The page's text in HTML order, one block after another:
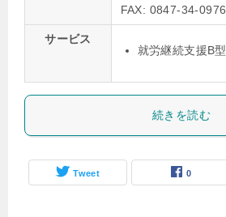
FAX: 0847-34-0976
サービス
就労継続支援B型
続きを読む
Tweet 0